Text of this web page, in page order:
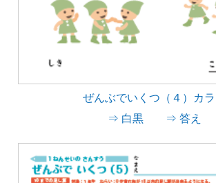
ぜんぶでいくつ（４）カ
⇒ 白黒
⇒ 答え